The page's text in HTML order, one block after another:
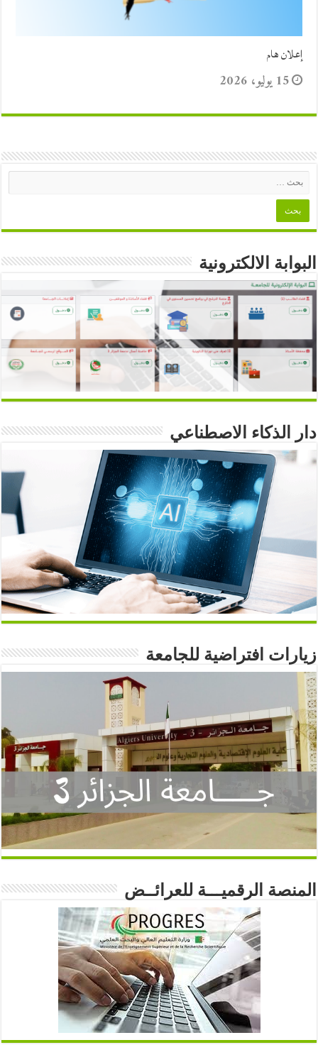
إعلان هام
15 يوليو، 2026
البوابة الالكترونية
دار الذكاء الاصطناعي
زيارات افتراضية للجامعة
المنصة الرقميـــة للعرائــض